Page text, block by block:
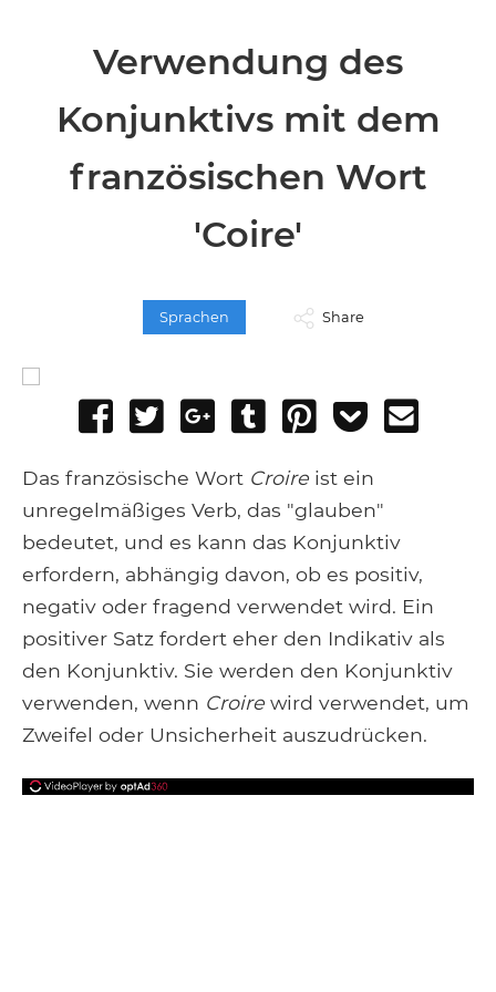
Verwendung des
Konjunktivs mit dem
französischen Wort
'Coire'
Sprachen Share
Share
Facebook
Tweet
Share
Google+
Post
Tumblr
Pin
Add
Pocket
Das französische Wort Croire ist ein
unregelmäßiges Verb, das "glauben"
bedeutet, und es kann das Konjunktiv
erfordern, abhängig davon, ob es positiv,
negativ oder fragend verwendet wird. Ein
positiver Satz fordert eher den Indikativ als
den Konjunktiv. Sie werden den Konjunktiv
verwenden, wenn Croire wird verwendet, um
Zweifel oder Unsicherheit auszudrücken.